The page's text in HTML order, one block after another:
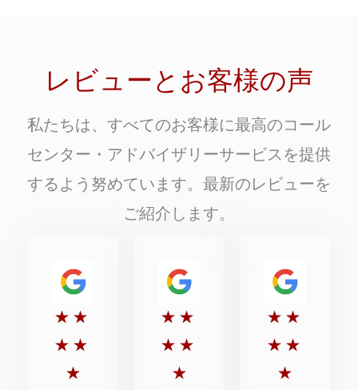
レビューとお客様の声
私たちは、すべてのお客様に最高のコール
センター・アドバイザリーサービスを提供
するよう努めています。最新のレビューを
ご紹介します。
★ ★
★ ★
★
5
点
満
★ ★
★ ★
★
5
点
満
★ ★
★ ★
★
5
点